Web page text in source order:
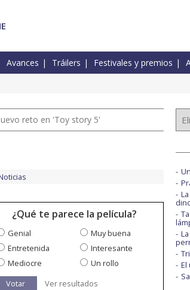
Avances Tráilers Festivales y premios
reto en 'Toy story 5'
¿Qué te parece la película?
Genial
Muy buena
Entretenida
Interesante
Mediocre
Un rollo
Votar
Ver resultados
El